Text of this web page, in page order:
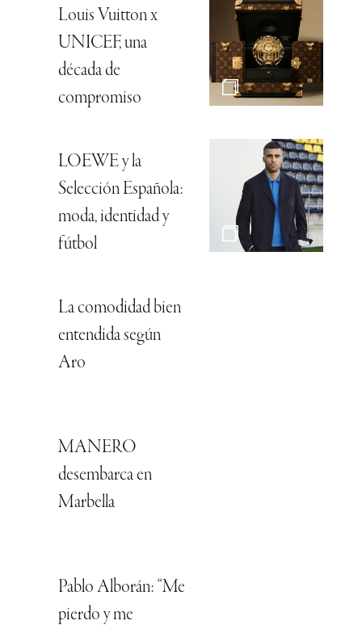
Louis Vuitton x
UNICEF, una
década de
compromiso
LOEWE y la
Selección Española:
moda, identidad y
fútbol
La comodidad bien
entendida según
Aro
MANERO
desembarca en
Marbella
Pablo Alborán: “Me
pierdo y me